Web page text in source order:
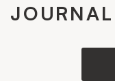
JOURNAL